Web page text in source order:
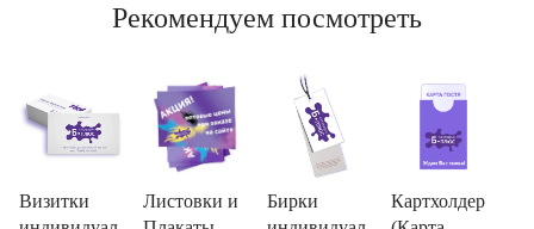
Рекомендуем посмотреть
Визитки
Листовки и
Бирки
Картхолдер